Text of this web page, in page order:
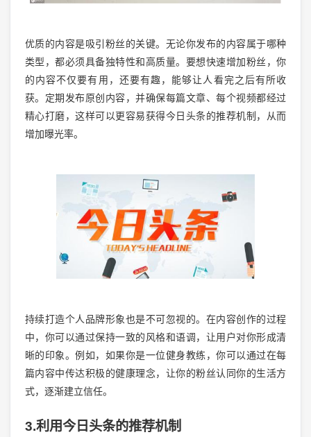
优质的内容是吸引粉丝的关键。无论你发布的内容属于哪种
类型，都必须具备独特性和高质量。要想快速增加粉丝，你
的内容不仅要有用，还要有趣，能够让人看完之后有所收
获。定期发布原创内容，并确保每篇文章、每个视频都经过
精心打磨，这样可以更容易获得今日头条的推荐机制，从而
增加曝光率。
持续打造个人品牌形象也是不可忽视的。在内容创作的过程
中，你可以通过保持一致的风格和语调，让用户对你形成清
晰的印象。例如，如果你是一位健身教练，你可以通过在每
篇内容中传达积极的健康理念，让你的粉丝认同你的生活方
式，逐渐建立信任。
3.利用今日头条的推荐机制